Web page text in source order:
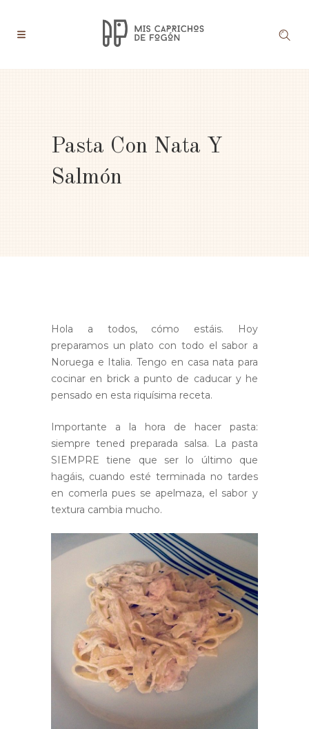
Pasta Con Nata Y
Salmón
Hola a todos, cómo estáis. Hoy
preparamos un plato con todo el sabor a
Noruega e Italia. Tengo en casa nata para
cocinar en brick a punto de caducar y he
pensado en esta riquísima receta.
Importante a la hora de hacer pasta:
siempre tened preparada salsa. La pasta
SIEMPRE tiene que ser lo último que
hagáis, cuando esté terminada no tardes
en comerla pues se apelmaza, el sabor y
textura cambia mucho.